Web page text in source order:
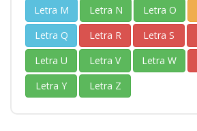
Letra M
Letra N Letra O
Letra Q
Letra R Letra S
Letra U
Letra V Letra W
Letra Y
Letra Z